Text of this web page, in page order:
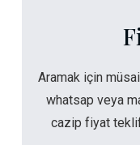
Aramak için
whatsap veya
cazip fiyat